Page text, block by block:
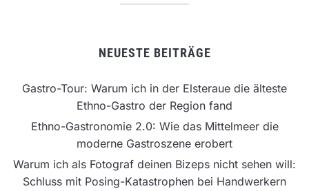
NEUESTE BEITRÄGE
Gastro-Tour: Warum ich in der Elsteraue die älteste
Ethno-Gastro der Region fand
Ethno-Gastronomie 2.0: Wie das Mittelmeer die
moderne Gastroszene erobert
Warum ich als Fotograf deinen Bizeps nicht sehen will:
Schluss mit Posing-Katastrophen bei Handwerkern